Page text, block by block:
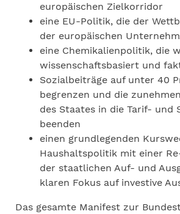
europäischen Zielkorridor
eine EU-Politik, die der
der europäischen
eine Chemikalienpolitik, die
wissenschaftsbasiert und
Sozialbeiträge auf unter 40
begrenzen und die
des Staates in die Tarif- und
beenden
einen grundlegenden
Haushaltspolitik mit einer
der staatlichen Auf- und
klaren Fokus auf investive
Das gesamte Manifest zur